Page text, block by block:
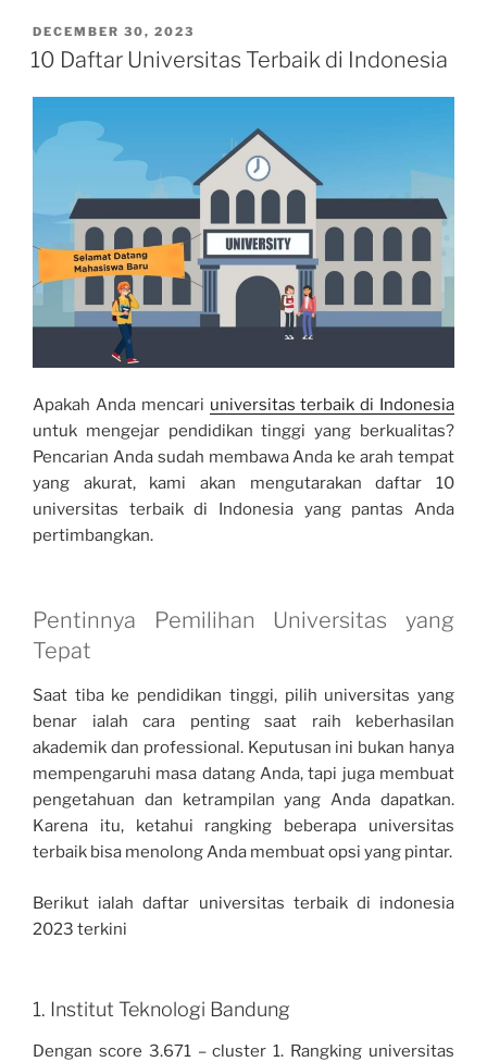
POSTED
ON
DECEMBER 30, 2023
10 Daftar Universitas Terbaik di Indonesia
Apakah Anda mencari universitas terbaik di Indonesia
untuk mengejar pendidikan tinggi yang berkualitas?
Pencarian Anda sudah membawa Anda ke arah tempat
yang akurat, kami akan mengutarakan daftar 10
universitas terbaik di Indonesia yang pantas Anda
pertimbangkan.
Pentinnya Pemilihan Universitas yang
Tepat
Saat tiba ke pendidikan tinggi, pilih universitas yang
benar ialah cara penting saat raih keberhasilan
akademik dan professional. Keputusan ini bukan hanya
mempengaruhi masa datang Anda, tapi juga membuat
pengetahuan dan ketrampilan yang Anda dapatkan.
Karena itu, ketahui rangking beberapa universitas
terbaik bisa menolong Anda membuat opsi yang pintar.
Berikut ialah daftar universitas terbaik di indonesia
2023 terkini
1. Institut Teknologi Bandung
Dengan score 3.671 – cluster 1. Rangking universitas